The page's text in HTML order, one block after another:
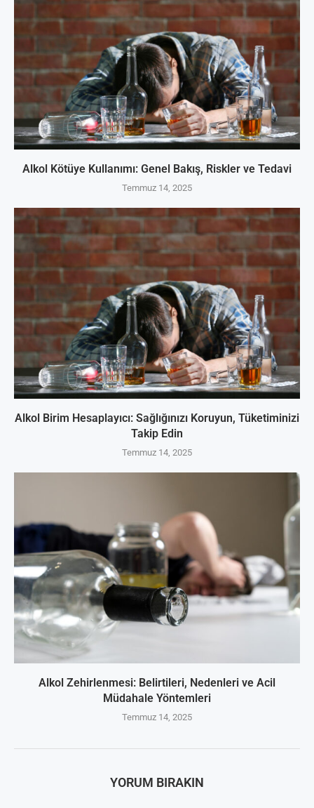
Alkol Kötüye Kullanımı: Genel Bakış, Riskler ve Tedavi
Temmuz 14, 2025
Alkol Birim Hesaplayıcı: Sağlığınızı Koruyun, Tüketiminizi
Takip Edin
Temmuz 14, 2025
Alkol Zehirlenmesi: Belirtileri, Nedenleri ve Acil
Müdahale Yöntemleri
Temmuz 14, 2025
YORUM BIRAKIN